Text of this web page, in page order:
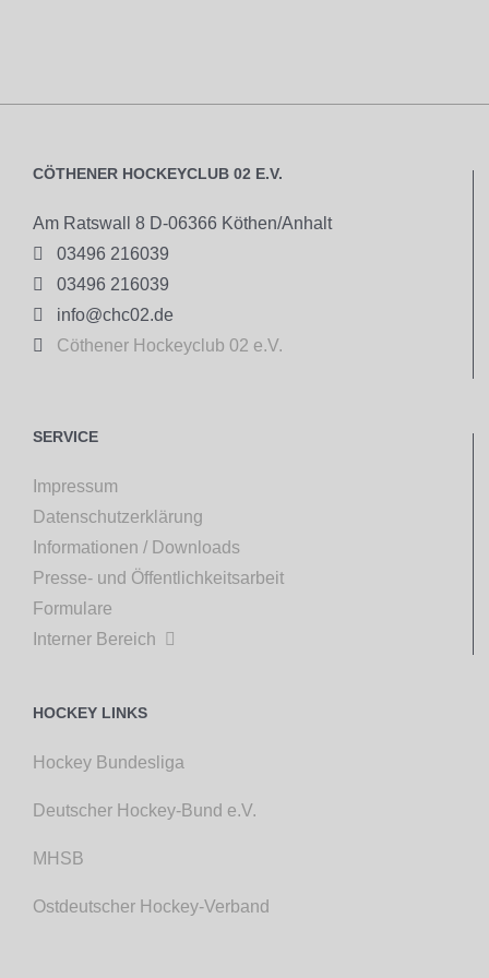
CÖTHENER HOCKEYCLUB 02 E.V.
Am Ratswall 8 D-06366 Köthen/Anhalt

03496 216039

03496 216039

info@chc02.de

Cöthener Hockeyclub 02 e.V.
SERVICE
Impressum
Datenschutzerklärung
Informationen / Downloads
Presse- und Öffentlichkeitsarbeit
Formulare
Interner Bereich

HOCKEY LINKS
Hockey Bundesliga
Deutscher Hockey-Bund e.V.
MHSB
Ostdeutscher Hockey-Verband